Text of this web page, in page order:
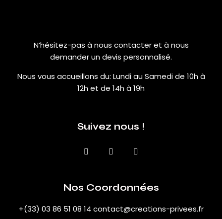
N’hésitez-pas à nous contacter et à nous
demander un devis personnalisé.
Nous vous accueillons du: Lundi au Samedi de 10h à
12h et de 14h à 19h
Suivez nous !
Nos Coordonnées
+(33) 03 86 51 08 14 contact@creations-privees.fr